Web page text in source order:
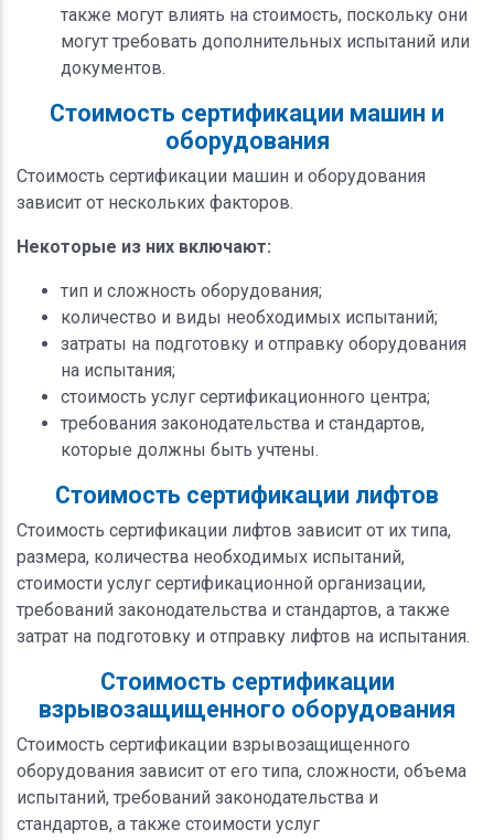
также могут влиять на стоимость, поскольку они
могут требовать дополнительных испытаний или
документов.
Стоимость сертификации машин и
оборудования
Стоимость сертификации машин и оборудования
зависит от нескольких факторов.
Некоторые из них включают:
тип и сложность оборудования;
количество и виды необходимых испытаний;
затраты на подготовку и отправку оборудования
на испытания;
стоимость услуг сертификационного центра;
требования законодательства и стандартов,
которые должны быть учтены.
Стоимость сертификации лифтов
Стоимость сертификации лифтов зависит от их типа,
размера, количества необходимых испытаний,
стоимости услуг сертификационной организации,
требований законодательства и стандартов, а также
затрат на подготовку и отправку лифтов на испытания.
Стоимость сертификации
взрывозащищенного оборудования
Стоимость сертификации взрывозащищенного
оборудования зависит от его типа, сложности, объема
испытаний, требований законодательства и
стандартов, а также стоимости услуг